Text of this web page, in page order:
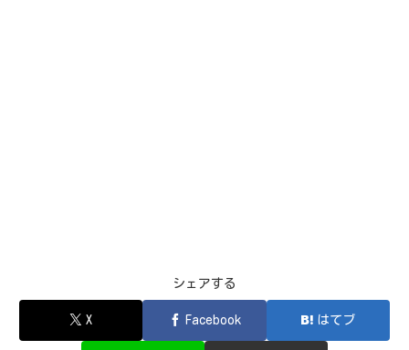
シェアする
X Facebook はてブ